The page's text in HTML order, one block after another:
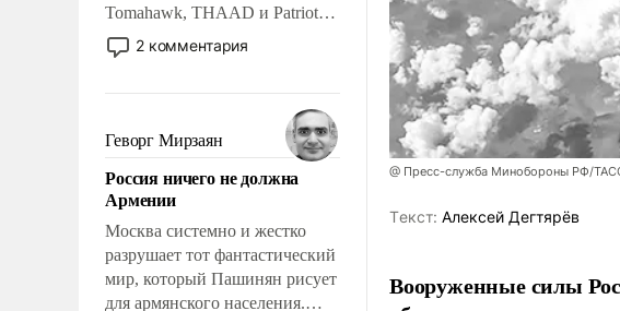
Tomahawk, THAAD и Patriot
США потребуется более трех
лет. Даже небольшая война с
Сложившаяся ситуация
означает многолетний период
уязвимости США, например,
перед Китаем.
2 комментария
Геворг Мирзаян
Россия ничего не должна
Армении
Москва системно и жестко
разрушает тот фантастический
мир, который Пашинян рисует
для армянского населения.
@ Пресс-служба Минобороны РФ/
Tекст: Алексей Дегтярёв
Вооруженные силы